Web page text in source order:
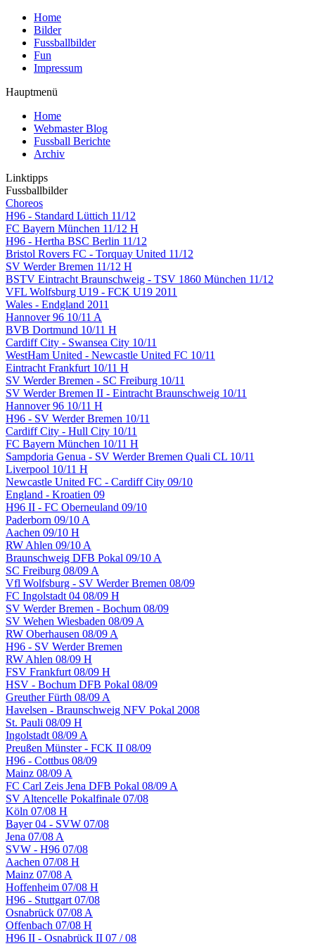
Home
Bilder
Fussballbilder
Fun
Impressum
Hauptmenü
Home
Webmaster Blog
Fussball Berichte
Archiv
Linktipps
Fussballbilder
Choreos
H96 - Standard Lüttich 11/12
FC Bayern München 11/12 H
H96 - Hertha BSC Berlin 11/12
Bristol Rovers FC - Torquay United 11/12
SV Werder Bremen 11/12 H
BSTV Eintracht Braunschweig - TSV 1860 München 11/12
VFL Wolfsburg U19 - FCK U19 2011
Wales - Endgland 2011
Hannover 96 10/11 A
BVB Dortmund 10/11 H
Cardiff City - Swansea City 10/11
WestHam United - Newcastle United FC 10/11
Eintracht Frankfurt 10/11 H
SV Werder Bremen - SC Freiburg 10/11
SV Werder Bremen II - Eintracht Braunschweig 10/11
Hannover 96 10/11 H
H96 - SV Werder Bremen 10/11
Cardiff City - Hull City 10/11
FC Bayern München 10/11 H
Sampdoria Genua - SV Werder Bremen Quali CL 10/11
Liverpool 10/11 H
Newcastle United FC - Cardiff City 09/10
England - Kroatien 09
H96 II - FC Oberneuland 09/10
Paderborn 09/10 A
Aachen 09/10 H
RW Ahlen 09/10 A
Braunschweig DFB Pokal 09/10 A
SC Freiburg 08/09 A
Vfl Wolfsburg - SV Werder Bremen 08/09
FC Ingolstadt 04 08/09 H
SV Werder Bremen - Bochum 08/09
SV Wehen Wiesbaden 08/09 A
RW Oberhausen 08/09 A
H96 - SV Werder Bremen
RW Ahlen 08/09 H
FSV Frankfurt 08/09 H
HSV - Bochum DFB Pokal 08/09
Greuther Fürth 08/09 A
Havelsen - Braunschweig NFV Pokal 2008
St. Pauli 08/09 H
Ingolstadt 08/09 A
Preußen Münster - FCK II 08/09
H96 - Cottbus 08/09
Mainz 08/09 A
FC Carl Zeis Jena DFB Pokal 08/09 A
SV Altencelle Pokalfinale 07/08
Köln 07/08 H
Bayer 04 - SVW 07/08
Jena 07/08 A
SVW - H96 07/08
Aachen 07/08 H
Mainz 07/08 A
Hoffenheim 07/08 H
H96 - Stuttgart 07/08
Osnabrück 07/08 A
Offenbach 07/08 H
H96 II - Osnabrück II 07 / 08